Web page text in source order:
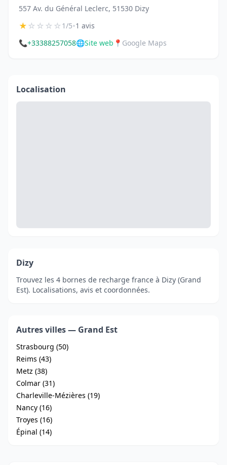
557 Av. du Général Leclerc, 51530 Dizy
★☆☆☆☆1/5•1 avis
📞+33388257058🌐Site web 📍 Google Maps
Localisation
Dizy
Trouvez les 4 bornes de recharge france à Dizy (Grand
Est). Localisations, avis et coordonnées.
Autres villes — Grand Est
Strasbourg (50)
Reims (43)
Metz (38)
Colmar (31)
Charleville-Mézières (19)
Nancy (16)
Troyes (16)
Épinal (14)